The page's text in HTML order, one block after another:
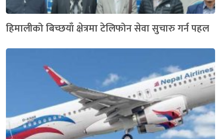
हिमालीको बिच्छयाँ क्षेत्रमा टेलिफोन सेवा सुचारु गर्न पहल